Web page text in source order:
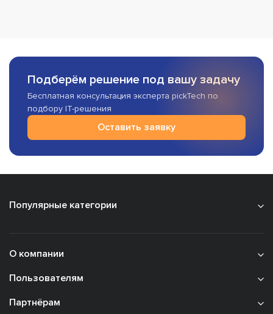
Подберём решение под вашу задачу
Бесплатная консультация эксперта pickTech по
подбору IT-решения
Оставить заявку
Популярные категории
О компании
Пользователям
Партнёрам